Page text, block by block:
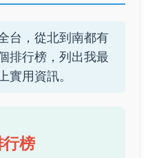
台，從北到南都有
排行榜，列出我最
實用資訊。
行榜